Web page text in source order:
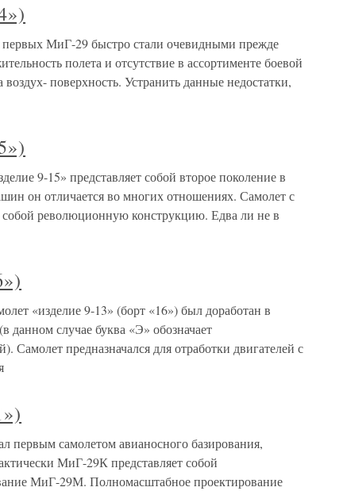
МиГ-29 быстро стали очевидными прежде
полета и отсутствие в ассортименте боевой
поверхность. Устранить данные недостатки,
9-15» представляет собой второе поколение в
он отличается во многих отношениях. Самолет с
собой революционную конструкцию. Едва ли не в
«изделие 9-13» (борт «16») был доработан в
случае буква «Э» обозначает
Самолет предназначался для отработки двигателей с
самолетом авианосного базирования,
МиГ-29К представляет собой
МиГ-29М. Полномасштабное проектирование